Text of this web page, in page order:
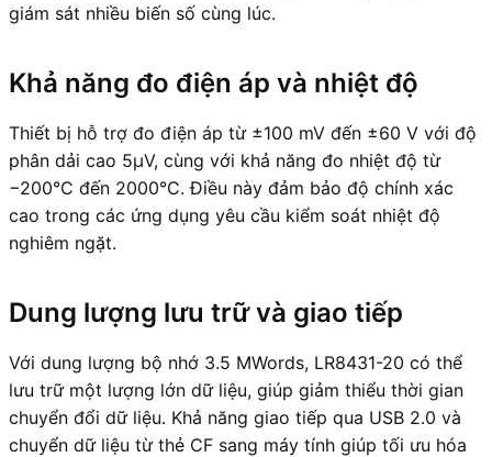
giám sát nhiều biến số cùng lúc.
Khả năng đo điện áp và nhiệt độ
Thiết bị hỗ trợ đo điện áp từ ±100 mV đến ±60 V với độ
phân dải cao 5μV, cùng với khả năng đo nhiệt độ từ
−200°C đến 2000°C. Điều này đảm bảo độ chính xác
cao trong các ứng dụng yêu cầu kiểm soát nhiệt độ
nghiêm ngặt.
Dung lượng lưu trữ và giao tiếp
Với dung lượng bộ nhớ 3.5 MWords, LR8431-20 có thể
lưu trữ một lượng lớn dữ liệu, giúp giảm thiểu thời gian
chuyển đổi dữ liệu. Khả năng giao tiếp qua USB 2.0 và
chuyển dữ liệu từ thẻ CF sang máy tính giúp tối ưu hóa